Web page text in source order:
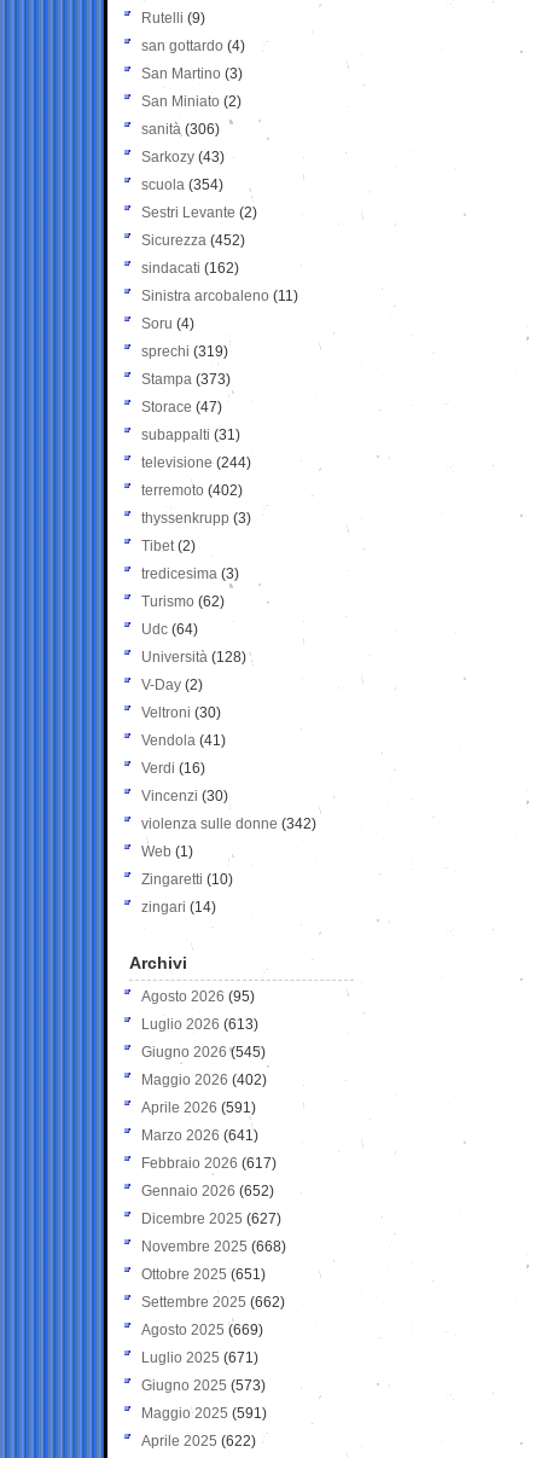
Rutelli (9)
san gottardo (4)
San Martino (3)
San Miniato (2)
sanità (306)
Sarkozy (43)
scuola (354)
Sestri Levante (2)
Sicurezza (452)
sindacati (162)
Sinistra arcobaleno (11)
Soru (4)
sprechi (319)
Stampa (373)
Storace (47)
subappalti (31)
televisione(244)
terremoto (402)
thyssenkrupp (3)
Tibet(2)
tredicesima (3)
Turismo (62)
Udc (64)
Università (128)
V-Day (2)
Veltroni (30)
Vendola (41)
Verdi (16)
Vincenzi (30)
violenza sulle donne (342)
Web (1)
Zingaretti (10)
zingari (14)
Archivi
Agosto 2026 (95)
Luglio 2026 (613)
Giugno 2026 (545)
Maggio 2026 (402)
Aprile 2026 (591)
Marzo 2026 (641)
Febbraio 2026 (617)
Gennaio 2026 (652)
Dicembre 2025 (627)
Novembre 2025 (668)
Ottobre 2025 (651)
Settembre 2025 (662)
Agosto 2025 (669)
Luglio 2025 (671)
Giugno 2025 (573)
Maggio 2025 (591)
Aprile 2025 (622)